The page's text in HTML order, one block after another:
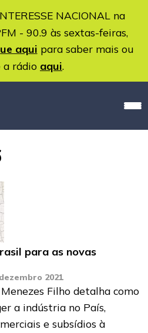
NACIONAL na
- 90.9 às sextas-feiras,
aqui para saber mais ou
a rádio aqui.
para as novas
2021
Filho detalha como
a indústria no País,
e subsídios à